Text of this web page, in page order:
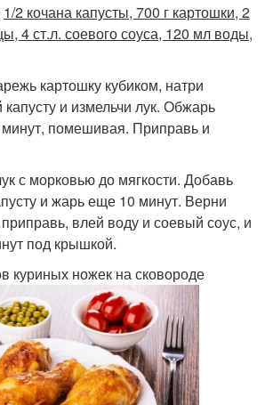
1/2 кочана капусты, 700 г картошки, 2
4 ст.л. соевого соуса, 120 мл воды,
картошку кубиком, натри
и измельчи лук. Обжарь
минут, помешивая. Приправь и
с морковью до мягкости. Добавь
и жарь еще 10 минут. Верни
влей воду и соевый соус, и
под крышкой.
куриных ножек на сковороде